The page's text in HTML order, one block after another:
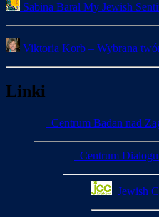
Sabina Baral My Jewish
Viktoria Korb – Wybrana
Linki
Centrum Badan nad
Centrum
Jewish